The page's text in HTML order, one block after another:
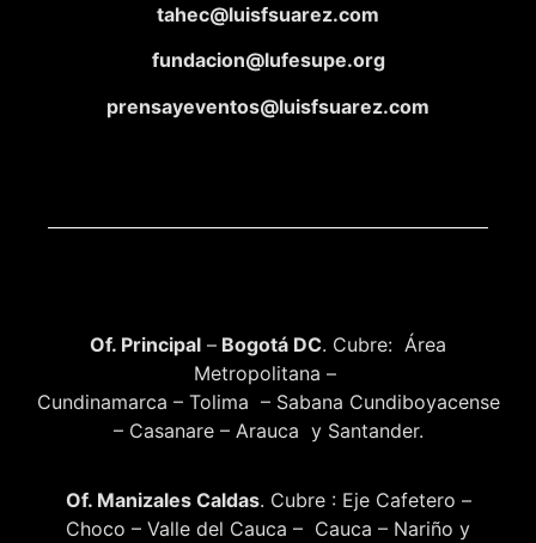
tahec@luisfsuarez.com
fundacion@lufesupe.org
prensayeventos@luisfsuarez.com
Of. Principal – Bogotá DC. Cubre: Área
Metropolitana –
Cundinamarca – Tolima – Sabana Cundiboyacense
– Casanare – Arauca y Santander.
Of. Manizales Caldas. Cubre : Eje Cafetero –
Choco – Valle del Cauca – Cauca – Nariño y